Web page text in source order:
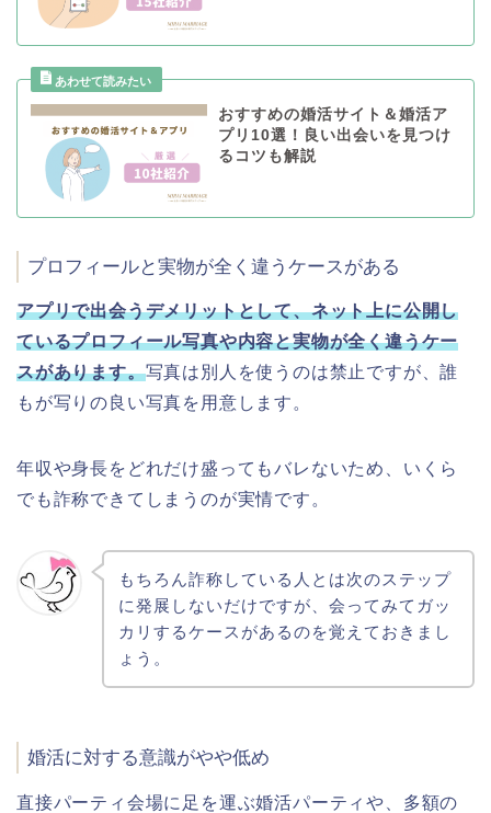
おすすめの婚活サイト＆婚活ア
プリ10選！良い出会いを見つけ
るコツも解説
プロフィールと実物が全く違うケースがある
アプリで出会うデメリットとして、ネット上に公開し
ているプロフィール写真や内容と実物が全く違うケー
スがあります。写真は別人を使うのは禁止ですが、誰
もが写りの良い写真を用意します。
年収や身長をどれだけ盛ってもバレないため、いくら
でも詐称できてしまうのが実情です。
もちろん詐称している人とは次のステップ
に発展しないだけですが、会ってみてガッ
カリするケースがあるのを覚えておきまし
ょう。
婚活に対する意識がやや低め
直接パーティ会場に足を運ぶ婚活パーティや、多額の